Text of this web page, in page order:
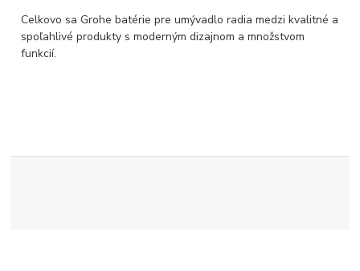
Celkovo sa Grohe batérie pre umývadlo radia medzi kvalitné a
spoľahlivé produkty s moderným dizajnom a množstvom
funkcií.